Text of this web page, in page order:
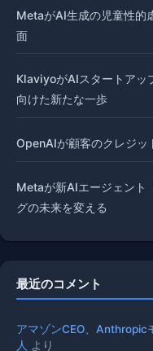
MetaがAI生成の児童性的
面
KlaviyoがAIスタートアッ
向けた新たな一歩
OpenAIが顧客のクレジッ
Metaが新AIエージェント
グの未来を変える
最近のコメント
アマゾンCEO、Anthropic
人 より